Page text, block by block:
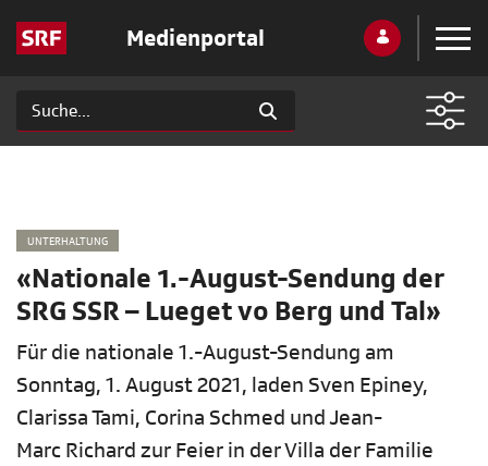
Medienportal
UNTERHALTUNG
«Nationale 1.-August-Sendung der
SRG SSR – Lueget vo Berg und Tal»
Für die nationale 1.-August-Sendung am
Sonntag, 1. August 2021, laden Sven Epiney,
Clarissa Tami, Corina Schmed und Jean-
Marc Richard zur Feier in der Villa der Familie